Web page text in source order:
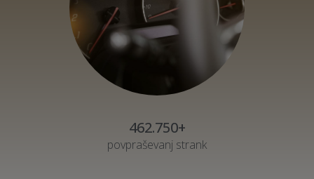
462.750+
povpraševanj strank